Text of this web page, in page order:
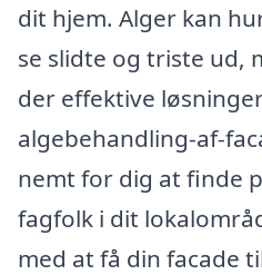
dit hjem. Alger kan
se slidte og triste ud,
der effektive
algebehandling-af-
nemt for dig at finde
fagfolk i dit
med at få din facade